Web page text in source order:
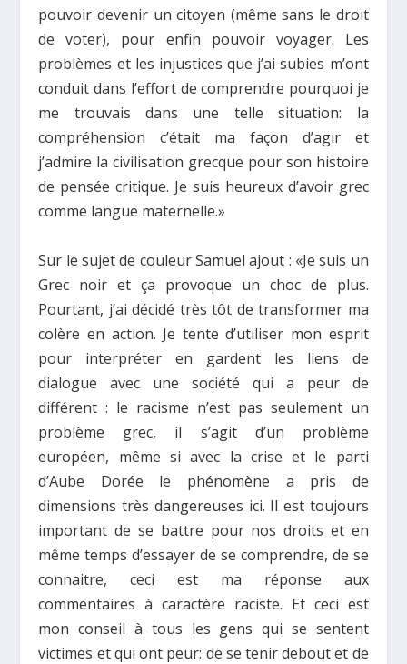
pouvoir devenir un citoyen (même sans le droit
de voter), pour enfin pouvoir voyager. Les
problèmes et les injustices que j’ai subies m’ont
conduit dans l’effort de comprendre pourquoi je
me trouvais dans une telle situation: la
compréhension c’était ma façon d’agir et
j’admire la civilisation grecque pour son histoire
de pensée critique. Je suis heureux d’avoir grec
comme langue maternelle.»
Sur le sujet de couleur Samuel ajout : «Je suis un
Grec noir etça provoque un choc de plus.
Pourtant, j’ai décidé très tôt de transformer ma
colère en action. Je tente d’utiliser mon esprit
pour interpréter en gardent les liens de
dialogue avec une société qui a peur de
différent : le racisme n’est pas seulement un
problème grec, il s’agit d’un problème
européen, même si avec la crise et le parti
d’Aube Dorée le phénomène a pris de
dimensions très dangereuses ici. Il est toujours
important de se battre pour nos droits et en
même temps d’essayer de se comprendre, de se
connaitre, ceci est ma réponse aux
commentaires à caractère raciste. Et ceci est
mon conseil à tous les gens qui se sentent
victimes et qui ont peur: de se tenir debout et de